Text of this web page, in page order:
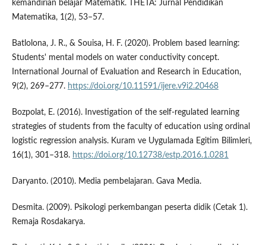
kemandirian belajar Matematik. THETA: Jurnal Pendidikan
Matematika, 1(2), 53–57.
Batlolona, J. R., & Souisa, H. F. (2020). Problem based learning:
Students' mental models on water conductivity concept.
International Journal of Evaluation and Research in Education,
9(2), 269–277. https://doi.org/10.11591/ijere.v9i2.20468
Bozpolat, E. (2016). Investigation of the self-regulated learning
strategies of students from the faculty of education using ordinal
logistic regression analysis. Kuram ve Uygulamada Egitim Bilimleri,
16(1), 301–318. https://doi.org/10.12738/estp.2016.1.0281
Daryanto. (2010). Media pembelajaran. Gava Media.
Desmita. (2009). Psikologi perkembangan peserta didik (Cetak 1).
Remaja Rosdakarya.